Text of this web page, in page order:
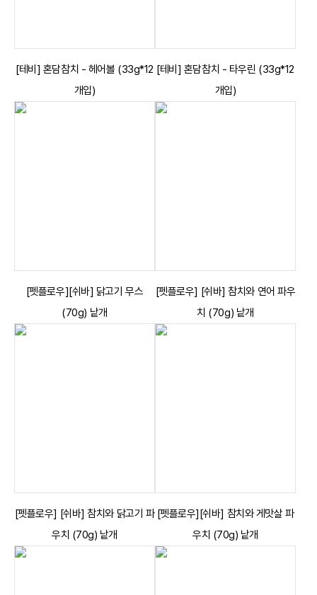
[테비] 혼담참치 - 헤어볼 (33g*12
개입)
[테비] 혼담참치 - 타우린 (33g*12
개입)
[펫플로우][쉬바] 닭고기 무스
(70g) 낱개
[펫플로우] [쉬바] 참치와 연어 파우
치 (70g) 낱개
[펫플로우] [쉬바] 참치와 닭고기 파
우치 (70g) 낱개
[펫플로우][쉬바] 참치와 게맛살 파
우치 (70g) 낱개